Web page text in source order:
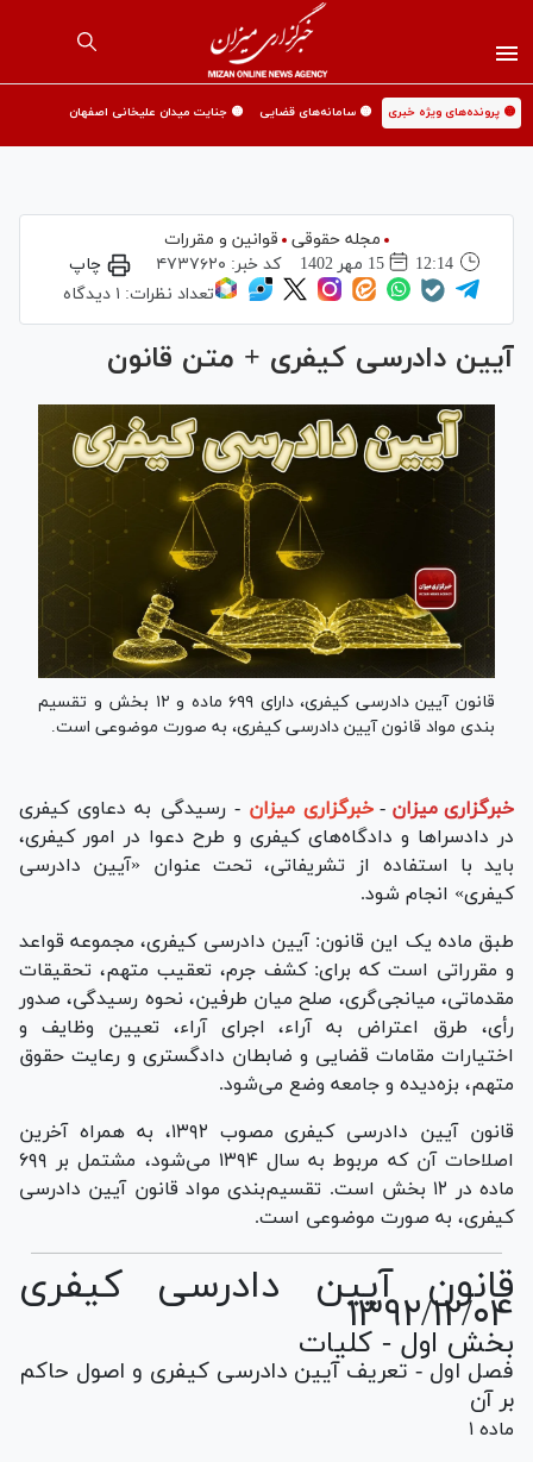
🟡 پرونده‌های ویژه خبری 🟡 سامانه‌های قضایی 🟡 جنایت میدان علیخانی اصفهان
مجله حقوقی
قوانین و مقررات
12:14
15 مهر 1402 کد خبر: ۴۷۳۷۶۲۰
چاپ
تعداد نظرات: ۱ دیدگاه
آیین دادرسی کیفری + متن قانون
قانون آیین دادرسی کیفری، دارای ۶۹۹ ماده و ۱۲ بخش و تقسیم
بندی مواد قانون آیین دادرسی کیفری، به صورت موضوعی است.
خبرگزاری میزان - خبرگزاری میزان - رسیدگی به دعاوی کیفری
در دادسرا‌ها و دادگاه‌های کیفری و طرح دعوا در امور کیفری،
باید با استفاده از تشریفاتی، تحت عنوان «آیین دادرسی
کیفری» انجام شود.
طبق ماده یک این قانون: آیین دادرسی کیفری، مجموعه قواعد
و مقرراتی است که برای: کشف جرم، تعقیب متهم، تحقیقات
مقدماتی، میانجی‌گری، صلح میان طرفین، نحوه رسیدگی، صدور
رأی، طرق اعتراض به آراء، اجرای آراء، تعیین وظایف و
اختیارات مقامات قضایی و ضابطان دادگستری و رعایت حقوق
متهم، بزه‌دیده و جامعه وضع می‌شود.
قانون آیین دادرسی کیفری مصوب ۱۳۹۲، به همراه آخرین
اصلاحات آن که مربوط به سال ۱۳۹۴ می‌شود، مشتمل بر ۶۹۹
ماده در ۱۲ بخش است. تقسیم‌بندی مواد قانون آیین دادرسی
کیفری، به صورت موضوعی است.
قانون آیین دادرسی کیفری
۱۳۹۲/۱۲/۰۴
بخش اول - کلیات
فصل اول - تعریف آیین دادرسی کیفری و اصول حاکم
بر آن
ماده ۱